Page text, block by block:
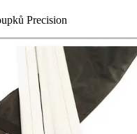
Precision